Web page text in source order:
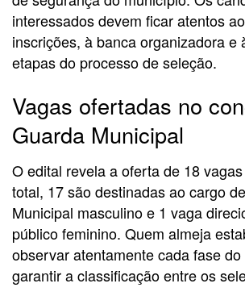
interessados devem ficar atentos
inscrições, à banca organizadora e
etapas do processo de seleção.
Vagas ofertadas no
Guarda Municipal
O edital revela a oferta de 18
total, 17 são destinadas ao cargo
Municipal masculino e 1 vaga
público feminino. Quem almeja
observar atentamente cada fase
garantir a classificação entre os